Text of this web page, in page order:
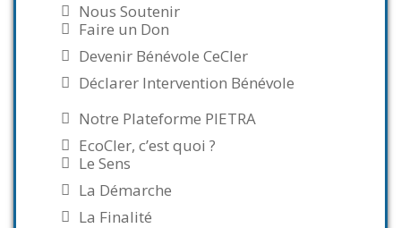
Nous Soutenir
Faire un Don
Devenir Bénévole CeCler
Déclarer Intervention Bénévole
Notre Plateforme PIETRA
EcoCler, c’est quoi ?
Le Sens
La Démarche
La Finalité